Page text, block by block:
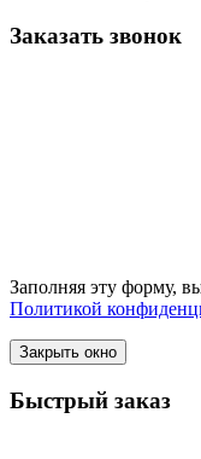
Заказать звонок
Заполняя эту форму,
Политикой
Закрыть окно
Быстрый заказ